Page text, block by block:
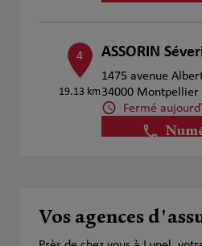
4
19.13 km
ASSORIN
1475 avenue
34000 Montpellier
Fermé
19.73 km
287 Rue Léonard
34000 Montpellier
Vos agences